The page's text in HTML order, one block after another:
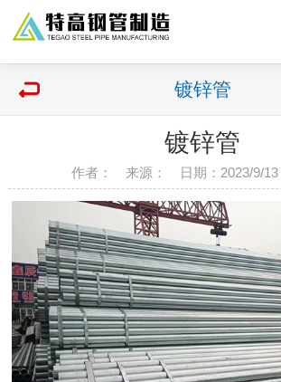
镀锌管
镀锌管
作者： 来源： 日期：2023/9/13